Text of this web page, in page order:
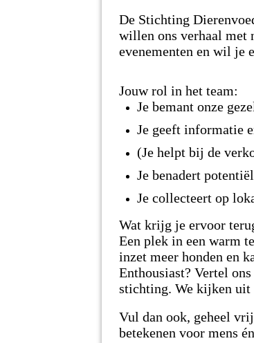
De Stichting
willen ons verhaal met
evenementen en wil je
Jouw rol in het team:
Je bemant onze
Je geeft informatie
(Je helpt bij de
Je benadert
Je collecteert op
Wat krijg je ervoor
Een plek in een warm
inzet meer honden en
Enthousiast? Vertel
stichting. We kijken uit
Vul dan ook, geheel
betekenen voor mens